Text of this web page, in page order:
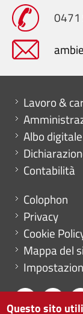
Mini menu di
Lavoro &
Albo digitale
Contabilità
Menu footer
Colophon
Privacy
Cookie
Mappa del
Questo sito